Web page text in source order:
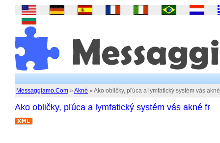
Messaggiamo.Com » Akné » Ako obličky, pľúca a lymfatický systém vás
Ako obličky, pľúca a lymfatický systém vás akné fr